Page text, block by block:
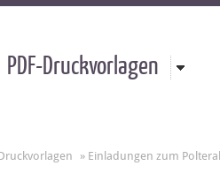
PDF-Druckvorlagen
» Einladungen zum